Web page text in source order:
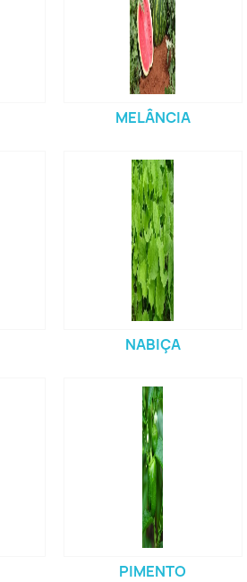
MELÂNCIA
NABIÇA
PIMENTO